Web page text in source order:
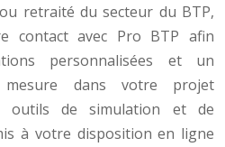
retraité du secteur du BTP,
contact avec Pro BTP afin
personnalisées et un
mesure dans votre projet
outils de simulation et de
à votre disposition en ligne